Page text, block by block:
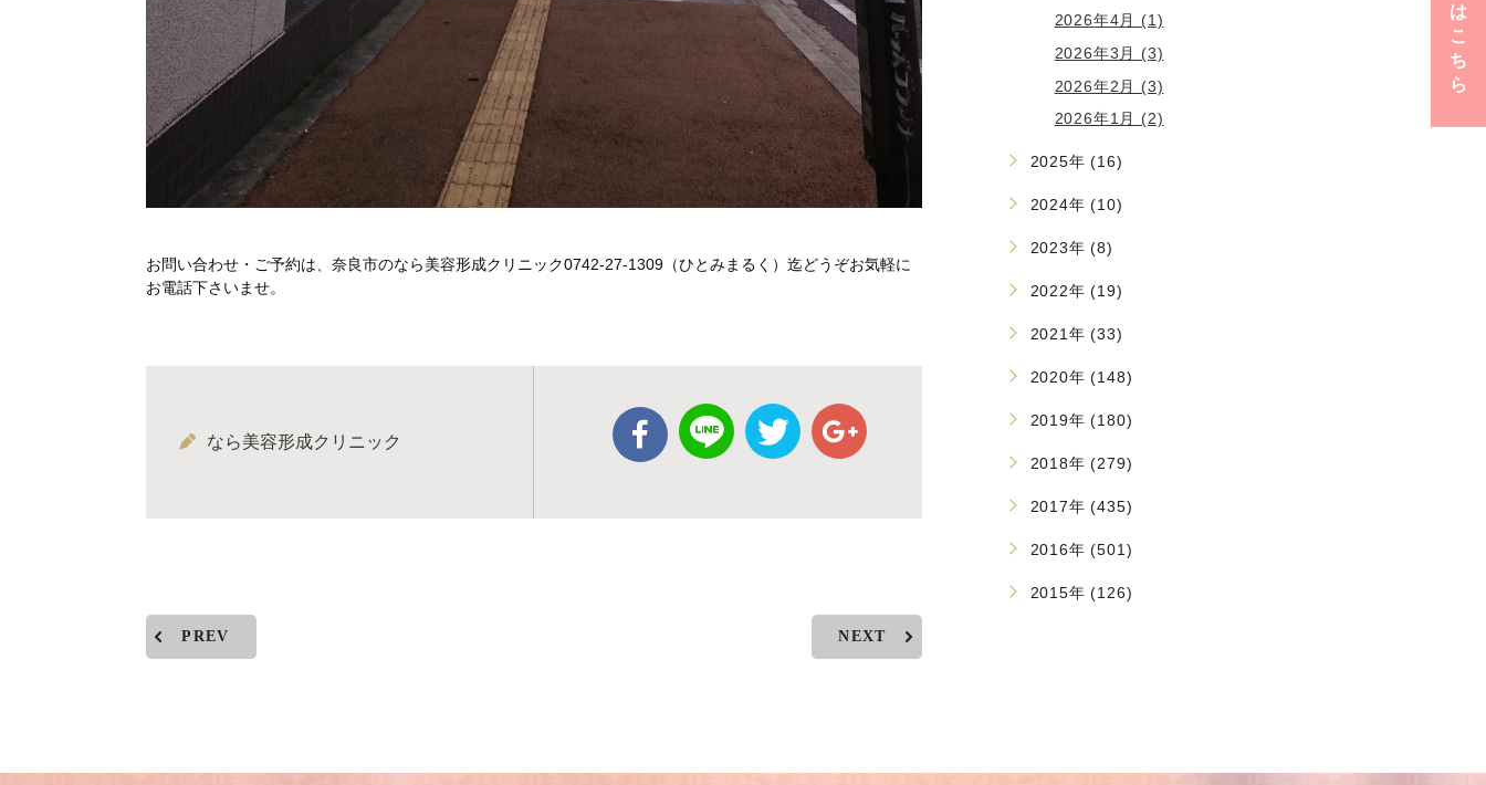
は
こ
ち
ら
お問い合わせ・ご予約は、奈良市のなら美容形成クリニック0742-27-1309（ひとみまるく）迄どうぞお気軽に
お電話下さいませ。
なら美容形成クリニック
PREV NEXT
2026年4月 (1)
2026年3月 (3)
2026年2月 (3)
2026年1月 (2)
2025年 (16)
2024年 (10)
2023年 (8)
2022年 (19)
2021年 (33)
2020年 (148)
2019年 (180)
2018年 (279)
2017年 (435)
2016年 (501)
2015年 (126)